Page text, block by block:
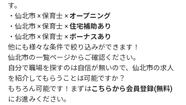
す。
・ 仙北市 × 保育士 ×オープニング
・ 仙北市 × 保育士 ×住宅補助あり
・ 仙北市 × 保育士 ×ボーナスあり
他にも様々な条件で絞り込みができます！
仙北市の一覧ページからご確認ください。
自分で職場を探すのは自信が無いので、仙北市の求人
を紹介してもらうことは可能ですか？
もちろん可能です！まずはこちらから会員登録(無料)
にお進みください。